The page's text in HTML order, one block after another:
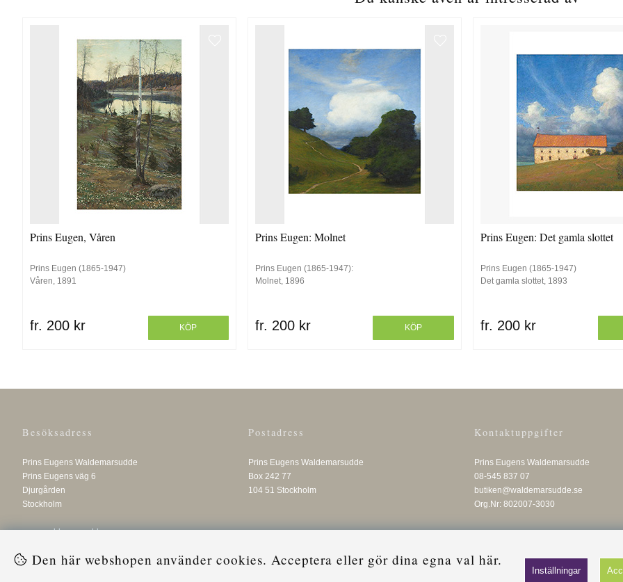
Prins Eugen, Våren
Prins Eugen (1865-1947)
Våren, 1891
fr. 200 kr KÖP
Prins Eugen: Molnet
Prins Eugen (1865-1947):
Molnet, 1896
fr. 200 kr KÖP
Prins Eugen: Det gamla slottet
Prins Eugen (1865-1947)
Det gamla slottet, 1893
fr. 200 kr
Besöksadress
Prins Eugens Waldemarsudde
Prins Eugens väg 6
Djurgården
Stockholm
www.waldemarsudde.se
Postadress
Prins Eugens Waldemarsudde
Box 242 77
104 51 Stockholm
Kontaktuppgifter
Prins Eugens Waldemarsudde
08-545 837 07
butiken@waldemarsudde.se
Org.Nr: 802007-3030
© 2024 Prins Eugens Waldemarsudde. Vi använder cookies -
Den här webshopen använder cookies. Acceptera eller gör dina egna val här.
Inställningar